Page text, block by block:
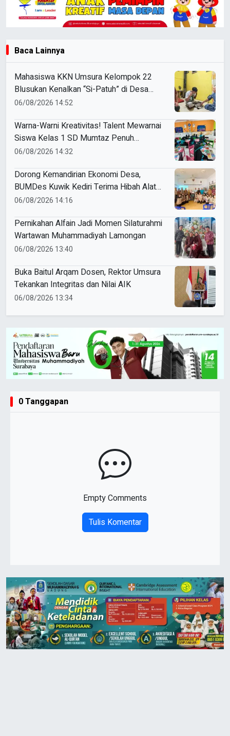
Baca Lainnya
Mahasiswa KKN Umsura Kelompok 22
Blusukan Kenalkan “Si-Patuh” di Desa
Banjarkejen
06/08/2026 14:52
Warna-Warni Kreativitas! Talent Mewarnai
Siswa Kelas 1 SD Mumtaz Penuh
Keceriaan
06/08/2026 14:32
Dorong Kemandirian Ekonomi Desa,
BUMDes Kuwik Kediri Terima Hibah Alat
Pencetak Briket Biomassa Briqpress
06/08/2026 14:16
Pernikahan Alfain Jadi Momen Silaturahmi
Wartawan Muhammadiyah Lamongan
06/08/2026 13:40
Buka Baitul Arqam Dosen, Rektor Umsura
Tekankan Integritas dan Nilai AIK
06/08/2026 13:34
0 Tanggapan
Empty Comments
Tulis Komentar